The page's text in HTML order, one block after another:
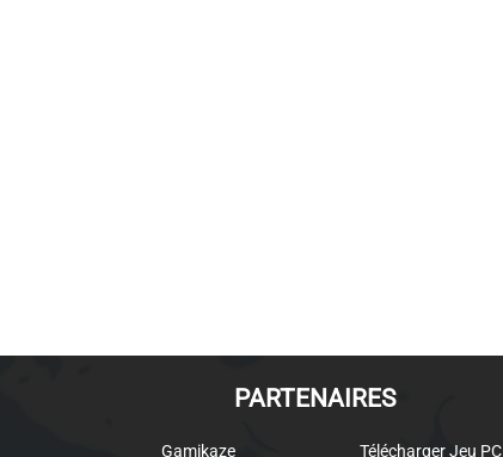
PARTENAIRES
Gamikaze Télécharger Jeu PC